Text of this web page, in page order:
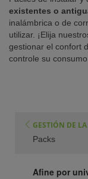
existentes o
inalámbrica o de
utilizar. ¡Elija
gestionar el confort
controle su
GESTIÓN DE
Packs
Afine por